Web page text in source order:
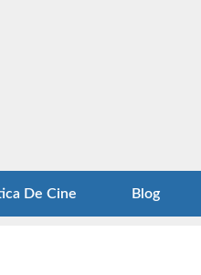
De Cine Blog